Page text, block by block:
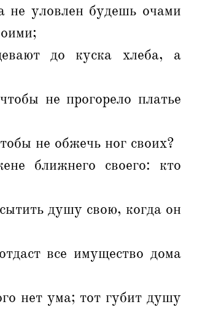
не уловлен будешь очами
до куска хлеба, а
не прогорело платье
не обжечь ног своих?
ближнего своего: кто
душу свою, когда он
все имущество дома
нет ума; тот губит душу